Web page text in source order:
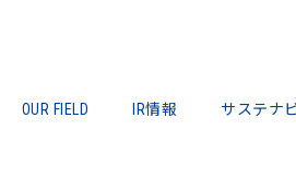
OUR FIELD IR情報 サステナ